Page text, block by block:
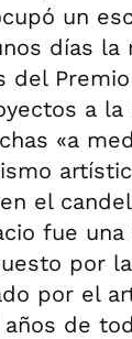
un
días
del
a
«a
el
fue
por
por el
de